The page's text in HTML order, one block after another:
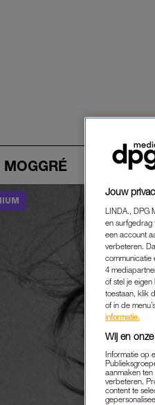
MOGGRÉ
Jouw
LINDA., DPG
en surfgedrag
een account
verbeteren.
communicatie
4
of stel je
toestaan, klik
of in de
informatie.
Wij en
Informatie op
aanmaken
verbeteren.
content te